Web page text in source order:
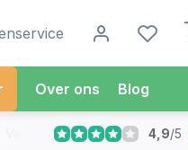
Over ons Blog
besteldMorgen in Huis*
4,9/5